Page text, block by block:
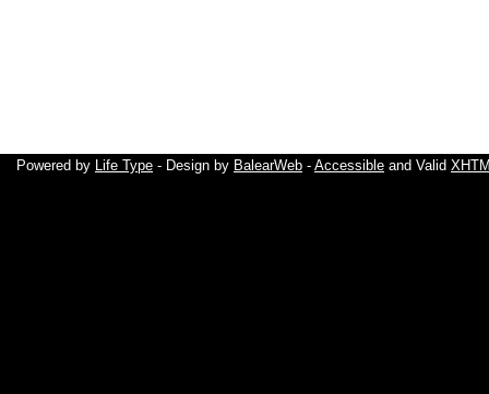
Powered by Life Type - Design by BalearWeb - Accessible and Valid